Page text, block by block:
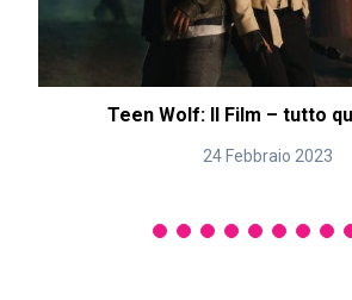
Teen Wolf: Il Film – tutto
24 Febbraio 2023